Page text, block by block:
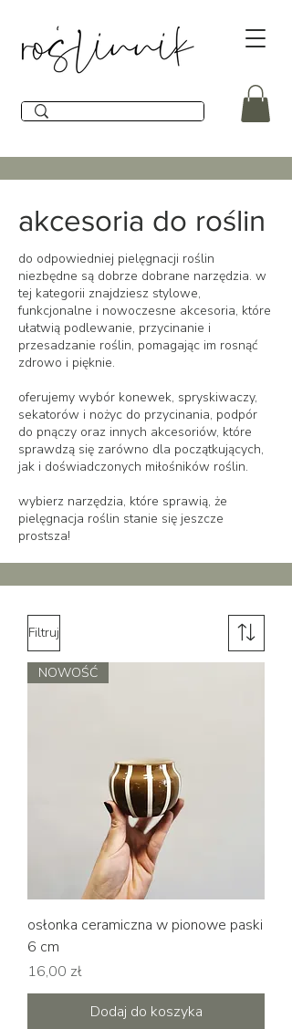
akcesoria do roślin
do odpowiedniej pielęgnacji roślin
niezbędne są dobrze dobrane narzędzia. w
tej kategorii znajdziesz stylowe,
funkcjonalne i nowoczesne akcesoria, które
ułatwią podlewanie, przycinanie i
przesadzanie roślin, pomagając im rosnąć
zdrowo i pięknie.
oferujemy wybór konewek, spryskiwaczy,
sekatorów i nożyc do przycinania, podpór
do pnączy oraz innych akcesoriów, które
sprawdzą się zarówno dla początkujących,
jak i doświadczonych miłośników roślin.
wybierz narzędzia, które sprawią, że
pielęgnacja roślin stanie się jeszcze
prostsza!
Filtruj
NOWOŚĆ
osłonka ceramiczna w pionowe paski
6 cm
Cena
16,00 zł
Dodaj do koszyka